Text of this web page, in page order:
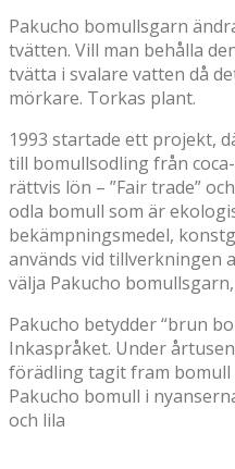
Pakucho bomullsgarn
tvätten. Vill man behålla
tvätta i svalare vatten då
mörkare. Torkas plant.
1993 startade ett projekt,
till bomullsodling från
rättvis lön – ”Fair trade”
odla bomull som är
bekämpningsmedel,
används vid tillverkningen
välja Pakucho
Pakucho betydder “brun
Inkaspråket. Under
förädling tagit fram bomull
Pakucho bomull i
och lila